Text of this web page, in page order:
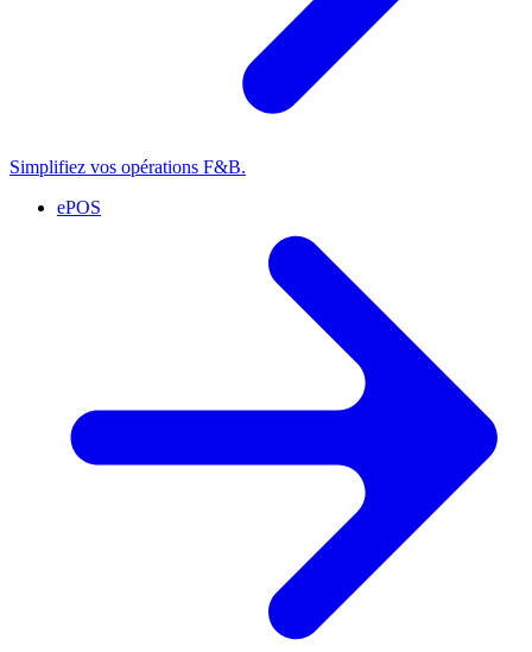
Simplifiez vos opérations F&B.
ePOS